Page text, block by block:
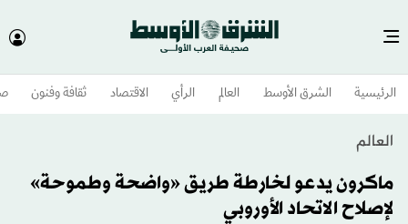
الرئيسية الشرق الأوسط​ العالم الرأي الاقتصاد ثقافة وفنون
العالم
ماكرون يدعو لخارطة طريق «واضحة وطموحة»
لإصلاح الاتحاد الأوروبي